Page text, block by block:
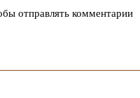
отправлять комментарии